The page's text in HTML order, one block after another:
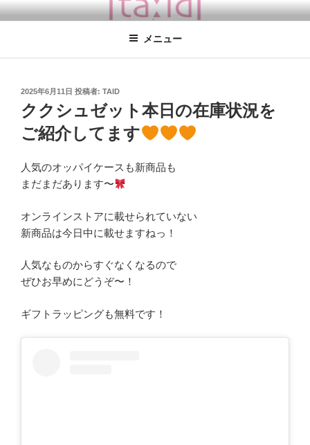
コ
ン
TA:ID TOKYO
タイドトーキョー / coucou suzette / 学芸大学徒歩１分 / 東京の雑貨屋
さん coucou suzette日本正規取扱店 ククシュゼット 店舗 ククシュゼッ
メニュー
投
日:
2025年6月11日 投稿者: TAID
ククシュゼット本日の在庫状況を
ご紹介してます
人気のオッパイケースも新商品も
まだまだあります〜
オンラインストアに載せられていない
新商品は今日中に載せますねっ！
人気なものからすぐなくなるので
ぜひお早めにどうぞ〜！
ギフトラッピングも無料です！